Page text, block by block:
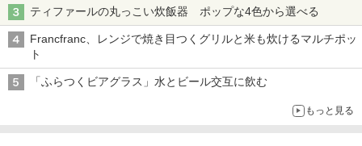
ティファールの丸っこい炊飯器 ポップな4色から選べる
Francfranc、レンジで焼き目つくグリルと米も炊けるマルチポッ
ト
「ふらつくビアグラス」水とビール交互に飲む
もっと見る